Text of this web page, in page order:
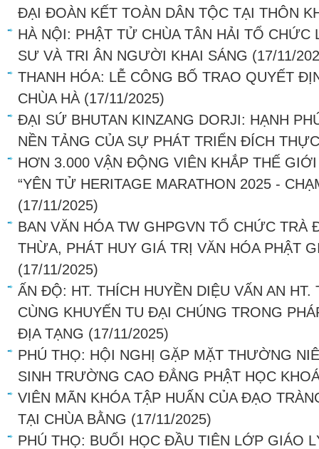
ĐẠI ĐOÀN KẾT TOÀN DÂN TỘC TẠI THÔN
HÀ NỘI: PHẬT TỬ CHÙA TÂN HẢI TỔ
SƯ VÀ TRI ÂN NGƯỜI KHAI SÁNG (17/11/
THANH HÓA: LỄ CÔNG BỐ TRAO QUYẾT
CHÙA HÀ (17/11/2025)
ĐẠI SỨ BHUTAN KINZANG DORJI: HẠNH
NỀN TẢNG CỦA SỰ PHÁT TRIỂN ĐÍCH THỰC
HƠN 3.000 VẬN ĐỘNG VIÊN KHẮP THẾ
“YÊN TỬ HERITAGE MARATHON 2025 -
(17/11/2025)
BAN VĂN HÓA TW GHPGVN TỔ CHỨC TRÀ
THỪA, PHÁT HUY GIÁ TRỊ VĂN HÓA PHẬT
(17/11/2025)
ẤN ĐỘ: HT. THÍCH HUYỀN DIỆU VẤN AN HT.
CÙNG KHUYẾN TU ĐẠI CHÚNG TRONG
ĐỊA TẠNG (17/11/2025)
PHÚ THỌ: HỘI NGHỊ GẶP MẶT THƯỜNG
SINH TRƯỜNG CAO ĐẲNG PHẬT HỌC
VIÊN MÃN KHÓA TẬP HUẤN CỦA ĐẠO
TẠI CHÙA BẰNG (17/11/2025)
PHÚ THỌ: BUỔI HỌC ĐẦU TIÊN LỚP GIÁO